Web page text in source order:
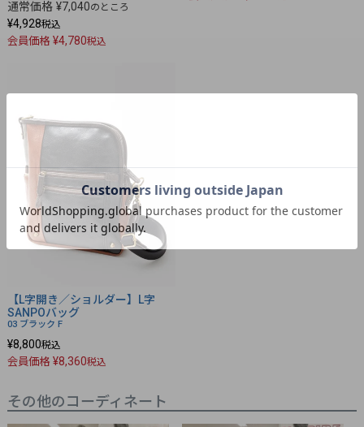
通常価格 ¥7,040のところ
¥4,928税込
会員価格 ¥4,780税込
【L字開き／ショルダー】L字
SANPOバッグ
03 ブラック F
¥8,800税込
会員価格 ¥8,360税込
その他のコーディネート